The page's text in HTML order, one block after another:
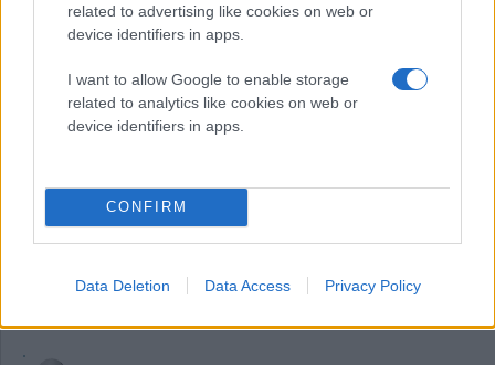
related to advertising like cookies on web or
device identifiers in apps.
I want to allow Google to enable storage
related to analytics like cookies on web or
device identifiers in apps.
CONFIRM
Data Deletion Data Access Privacy Policy
Κυριακή 19 Ιου 2026, 22:00
Με το καλό ο Ιούλιος. Του Θόδωρου
Χατζηπαντελή
Μακεδονία της Κυριακής
Κυριακή 12 Ιου 2026, 22:00
Χατζηπαντελή